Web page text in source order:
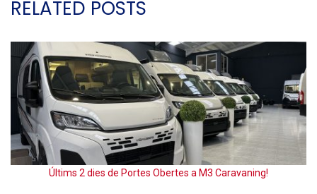
RELATED POSTS
Últims 2 dies de Portes Obertes a M3 Caravaning!